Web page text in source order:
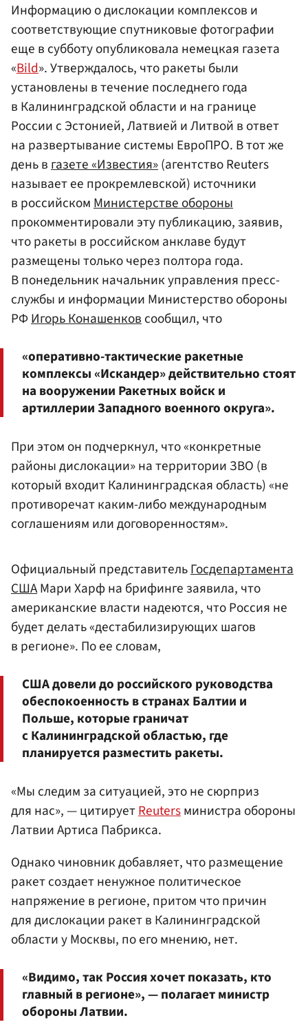
Информацию о дислокации комплексов и
соответствующие спутниковые фотографии
еще в субботу опубликовала немецкая газета
«Bild». Утверждалось, что ракеты были
установлены в течение последнего года
в Калининградской области и на границе
России с Эстонией, Латвией и Литвой в ответ
на развертывание системы ЕвроПРО. В тот же
день вгазете «Известия»(агентство Reuters
называет ее прокремлевской) источники
в российскомМинистерстве обороны
прокомментировали эту публикацию, заявив,
что ракеты в российском анклаве будут
размещены только через полтора года.
В понедельник начальник управления пресс-
службы и информации Министерство обороны
РФИгорь Конашенковсообщил, что
«оперативно-тактические ракетные
комплексы «Искандер» действительно стоят
на вооружении Ракетных войск и
артиллерии Западного военного округа».
При этом он подчеркнул, что «конкретные
районы дислокации» на территории ЗВО (в
который входит Калининградская область) «не
противоречат каким-либо международным
соглашениям или договоренностям».
Официальный представительГосдепартамента
СШАМари Харф на брифинге заявила, что
американские власти надеются, что Россия не
будет делать «дестабилизирующих шагов
в регионе». По ее словам,
США довели до российского руководства
обеспокоенность в странах Балтии и
Польше, которые граничат
с Калининградской областью, где
планируется разместить ракеты.
«Мы следим за ситуацией, это не сюрприз
для нас», — цитируетReutersминистра обороны
Латвии Артиса Пабрикса.
Однако чиновник добавляет, что размещение
ракет создает ненужное политическое
напряжение в регионе, притом что причин
для дислокации ракет в Калининградской
области у Москвы, по его мнению, нет.
«Видимо, так Россия хочет показать, кто
главный в регионе», — полагает министр
обороны Латвии.